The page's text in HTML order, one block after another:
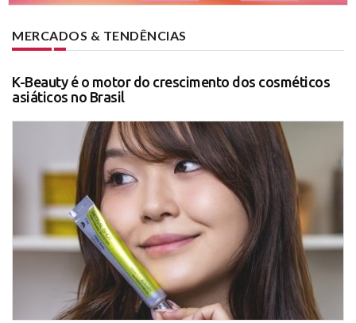
MERCADOS & TENDÊNCIAS
K-Beauty é o motor do crescimento dos cosméticos
asiáticos no Brasil